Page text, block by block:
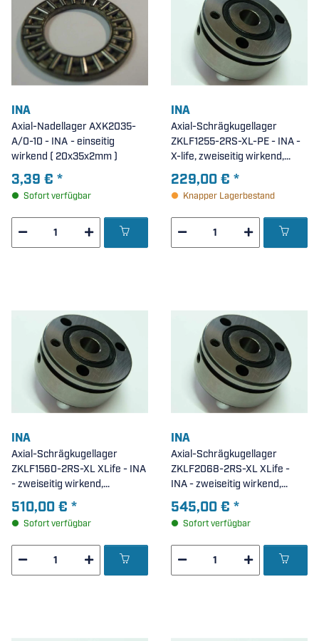
INA
Axial-Nadellager AXK2035-
A/0-10 - INA - einseitig
wirkend ( 20x35x2mm )
3,39 € *
Sofort verfügbar
INA
Axial-Schrägkugellager
ZKLF1255-2RS-XL-PE - INA -
X-life, zweiseitig wirkend,
anschraubbar, beidseitig
Lippendichtung ( 12x55x25mm
)
229,00 € *
Knapper Lagerbestand
INA
Axial-Schrägkugellager
ZKLF1560-2RS-XL XLife - INA
- zweiseitig wirkend,
anschraubbar, beidseitig
Lippendichtung (
15x60x25mm )
510,00 € *
Sofort verfügbar
INA
Axial-Schrägkugellager
ZKLF2068-2RS-XL XLife -
INA - zweiseitig wirkend,
anschraubbar, beidseitig
Lippendichtung (
20x68x28mm )
545,00 € *
Sofort verfügbar